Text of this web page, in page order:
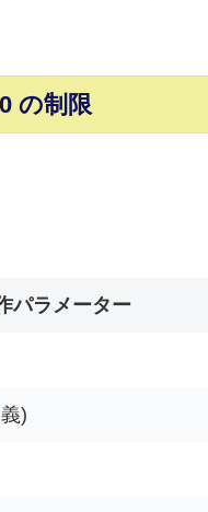
の制限
パラメーター
)